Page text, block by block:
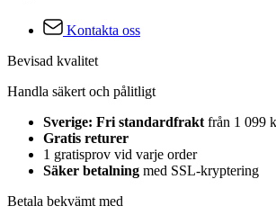
Kontakta oss
Bevisad kvalitet
Handla säkert och pålitligt
Sverige: Fri standardfrakt från 1 099
Gratis returer
1 gratisprov vid varje order
Säker betalning med SSL-kryptering
Betala bekvämt med